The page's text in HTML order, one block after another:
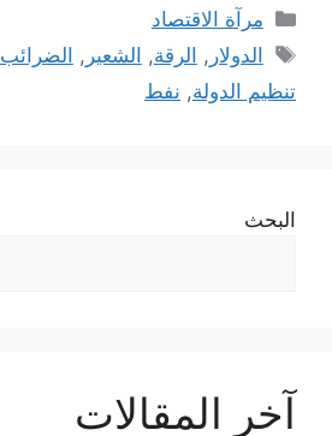
التصنيفات
مرآة الاقتصاد
الوسوم
الدولار , الرقة, الشعير , الضرائب
تنظيم الدولة, نفط
البحث
آخر المقالات